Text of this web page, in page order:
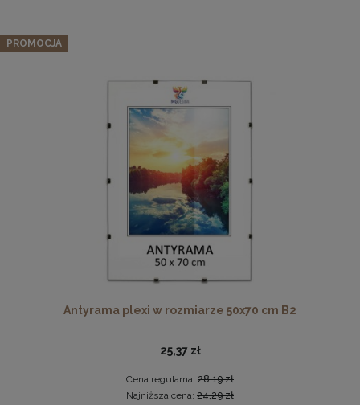
Zielone schodki dla psa, kota 2w1 - rozkładana rampa,
279,99 zł
DO KOSZYKA
Zestaw 3 szt. ramek na zdjęcia 30 x 30 cm z naturalnego
128,72 zł
Cena regularna:
Najniższa cena:
DO KOSZYKA
Antyrama plexi w rozmiarze 50x70 cm B2
25,37 zł
Cena regularna: 28,19 zł
Najniższa cena: 24,29 zł
PROMOCJA